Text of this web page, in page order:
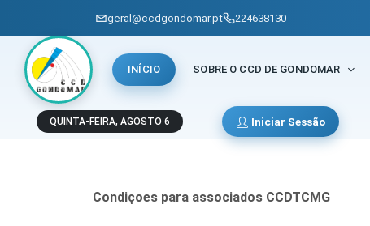
geral@ccdgondomar.pt 224638130
QUINTA-FEIRA, AGOSTO 6 Iniciar Sessão
INÍCIO SOBRE O CCD DE GONDOMAR
Loja de moda
Condiçoes para associados CCDTCMG